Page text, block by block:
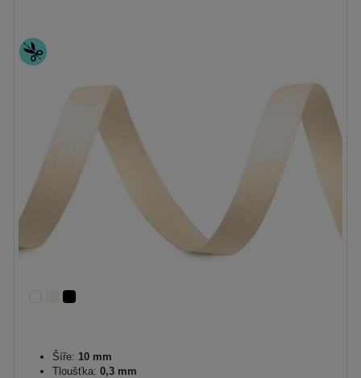
Šíře: 10 mm
Tloušťka: 0,3 mm